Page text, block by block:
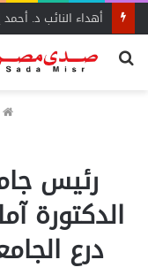
بحث
رئيس
الدكتورة
درع